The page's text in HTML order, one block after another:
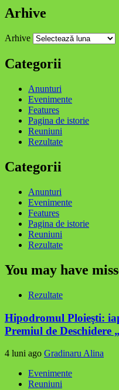
Arhive
Arhive
Categorii
Anunturi
Evenimente
Features
Pagina de istorie
Reuniuni
Rezultate
Categorii
Anunturi
Evenimente
Features
Pagina de istorie
Reuniuni
Rezultate
You may have
Rezultate
Hipodromul Ploieşti:
Premiul de Deschidere
4 luni ago Gradinaru Alina
Evenimente
Reuniuni